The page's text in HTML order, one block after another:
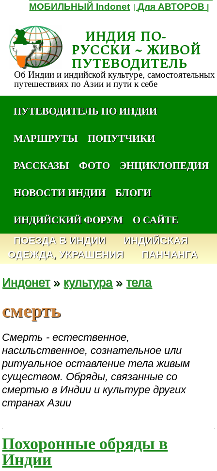
МОБИЛЬНЫЙ Indonet |Для АВТОРОВ
ИНДИЯ ПО-
РУССКИ ~ ЖИВОЙ
ПУТЕВОДИТЕЛЬ
Об Индии и индийской культуре, самостоятельных
путешествиях по Азии и пути к себе
ПУТЕВОДИТЕЛЬ ПО ИНДИИ
МАРШРУТЫ
ПОПУТЧИКИ
РАССКАЗЫ
ФОТО
ЭНЦИКЛОПЕДИЯ
НОВОСТИ ИНДИИ
БЛОГИ
ИНДИЙСКИЙ ФОРУМ
О САЙТЕ
ПОЕЗДА В ИНДИИ
ИНДИЙСКАЯ
ОДЕЖДА, УКРАШЕНИЯ
ПАНЧАНГА
Индонет» культура »тела
смерть
Смерть - естественное,
насильственное, сознательное или
ритуальное оставление тела живым
существом. Обряды, связанные со
смертью в Индии и культуре других
странах Азии
Похоронные обряды в
Индии